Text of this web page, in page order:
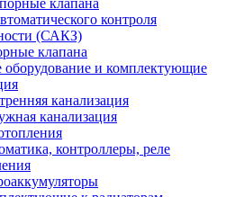
клапана
контроля
(САКЗ)
клапана
оборудование и комплектующие
канализация
канализация
контроллеры, реле